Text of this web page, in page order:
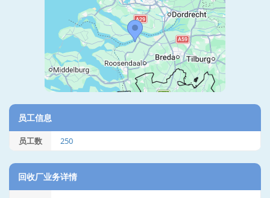
员工信息
员工数 250
回收厂业务详情